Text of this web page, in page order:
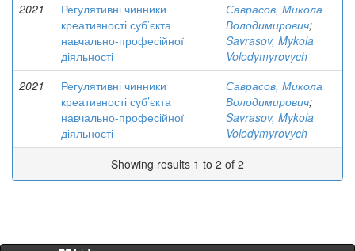
2021
Регулятивні чинники
креативності суб’єкта
навчально-професійної
діяльності
Саврасов, Микола
Володимирович;
Savrasov, Mykola
Volodymyrovych
2021
Регулятивні чинники
креативності суб’єкта
навчально-професійної
діяльності
Саврасов, Микола
Володимирович;
Savrasov, Mykola
Volodymyrovych
Showing results 1 to 2 of 2